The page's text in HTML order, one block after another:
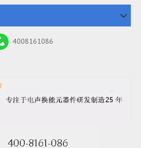
4008161086